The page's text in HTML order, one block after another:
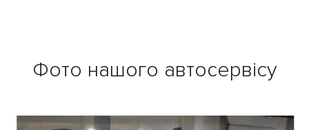
Фото нашого автосервісу